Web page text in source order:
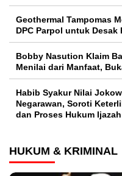
Geothermal Tampomas
DPC Parpol untuk Desak
Bobby Nasution Klaim
Menilai dari Manfaat,
Habib Syakur Nilai
Negarawan, Soroti
dan Proses Hukum Ijazah
HUKUM & KRIMINAL